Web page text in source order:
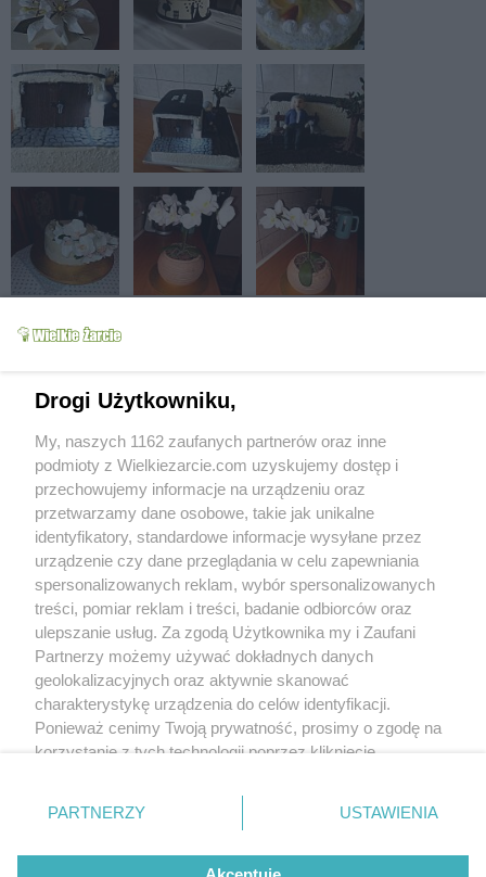
Drogi Użytkowniku,
My, naszych 1162 zaufanych partnerów oraz inne
podmioty z Wielkiezarcie.com uzyskujemy dostęp i
przechowujemy informacje na urządzeniu oraz
przetwarzamy dane osobowe, takie jak unikalne
identyfikatory, standardowe informacje wysyłane przez
urządzenie czy dane przeglądania w celu zapewniania
spersonalizowanych reklam, wybór spersonalizowanych
treści, pomiar reklam i treści, badanie odbiorców oraz
ulepszanie usług. Za zgodą Użytkownika my i Zaufani
Partnerzy możemy używać dokładnych danych
geolokalizacyjnych oraz aktywnie skanować
charakterystykę urządzenia do celów identyfikacji.
Ponieważ cenimy Twoją prywatność, prosimy o zgodę na
korzystanie z tych technologii poprzez kliknięcie
zmienić/wycofać klikając przycisk ustawień prywatności
znajdujący się w lewym dolnym rogu strony
rodzaje przetwarzania danych nie wymagają zgody
PARTNERZY USTAWIENIA